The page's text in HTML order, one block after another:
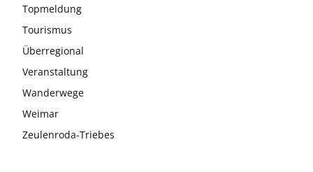
Topmeldung
Tourismus
Überregional
Veranstaltung
Wanderwege
Weimar
Zeulenroda-Triebes